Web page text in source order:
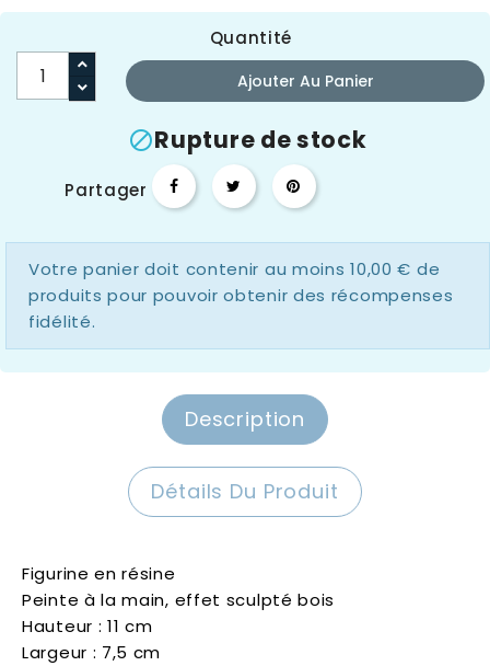
Quantité
Ajouter Au Panier
Rupture de stock
Partager
Votre panier doit contenir au moins 10,00 € de
produits pour pouvoir obtenir des récompenses
fidélité.
Description
Détails Du Produit
Figurine en résine
Peinte à la main, effet sculpté bois
Hauteur : 11 cm
Largeur : 7,5 cm